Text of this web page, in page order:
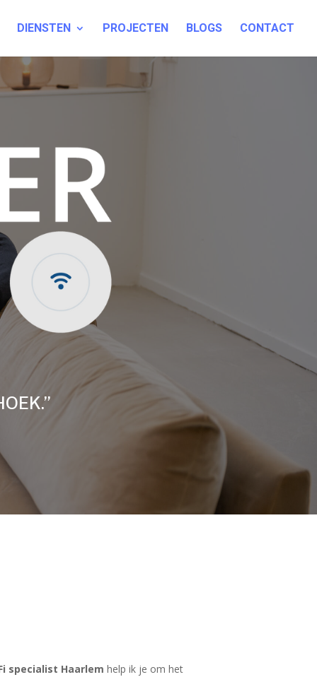
DIENSTEN PROJECTEN BLOGS CONTACT
specialist Haarlem help ik je om het